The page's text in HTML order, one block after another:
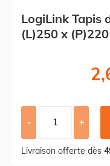
LogiLink Tapis
(L)250 x
- +
Livraison offerte dès